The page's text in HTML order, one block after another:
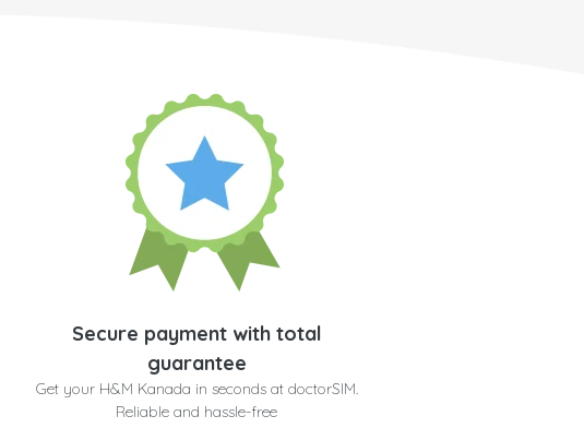
Secure payment with total
guarantee
Get your H&M Kanada in seconds at doctorSIM.
Reliable and hassle-free